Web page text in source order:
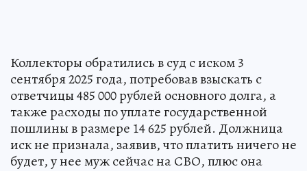
Коллекторы обратились в суд с иском 3
сентября 2025 года, потребовав взыскать с
ответчицы 485 000 рублей основного долга, а
также расходы по уплате государственной
пошлины в размере 14 625 рублей. Должница
иск не признала, заявив, что платить ничего не
будет, у нее муж сейчас на СВО, плюс она